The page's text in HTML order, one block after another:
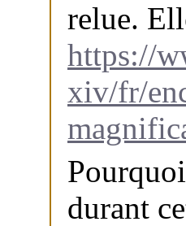
relue.
https://
xiv/fr/
durant